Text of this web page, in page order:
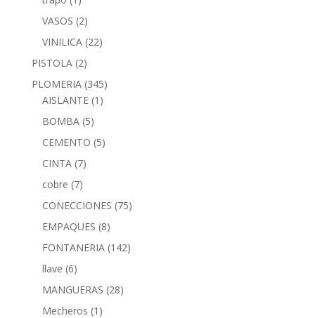
VASOS (2)
VINILICA (22)
PISTOLA (2)
PLOMERIA (345)
AISLANTE (1)
BOMBA (5)
CEMENTO (5)
CINTA (7)
cobre (7)
CONECCIONES (75)
EMPAQUES (8)
FONTANERIA (142)
llave (6)
MANGUERAS (28)
Mecheros (1)